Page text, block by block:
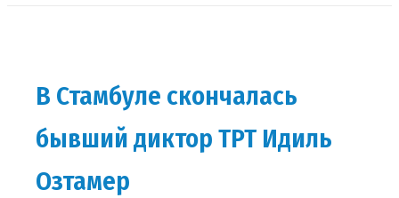
В Стамбуле скончалась
бывший диктор ТРТ Идиль
Озтамер